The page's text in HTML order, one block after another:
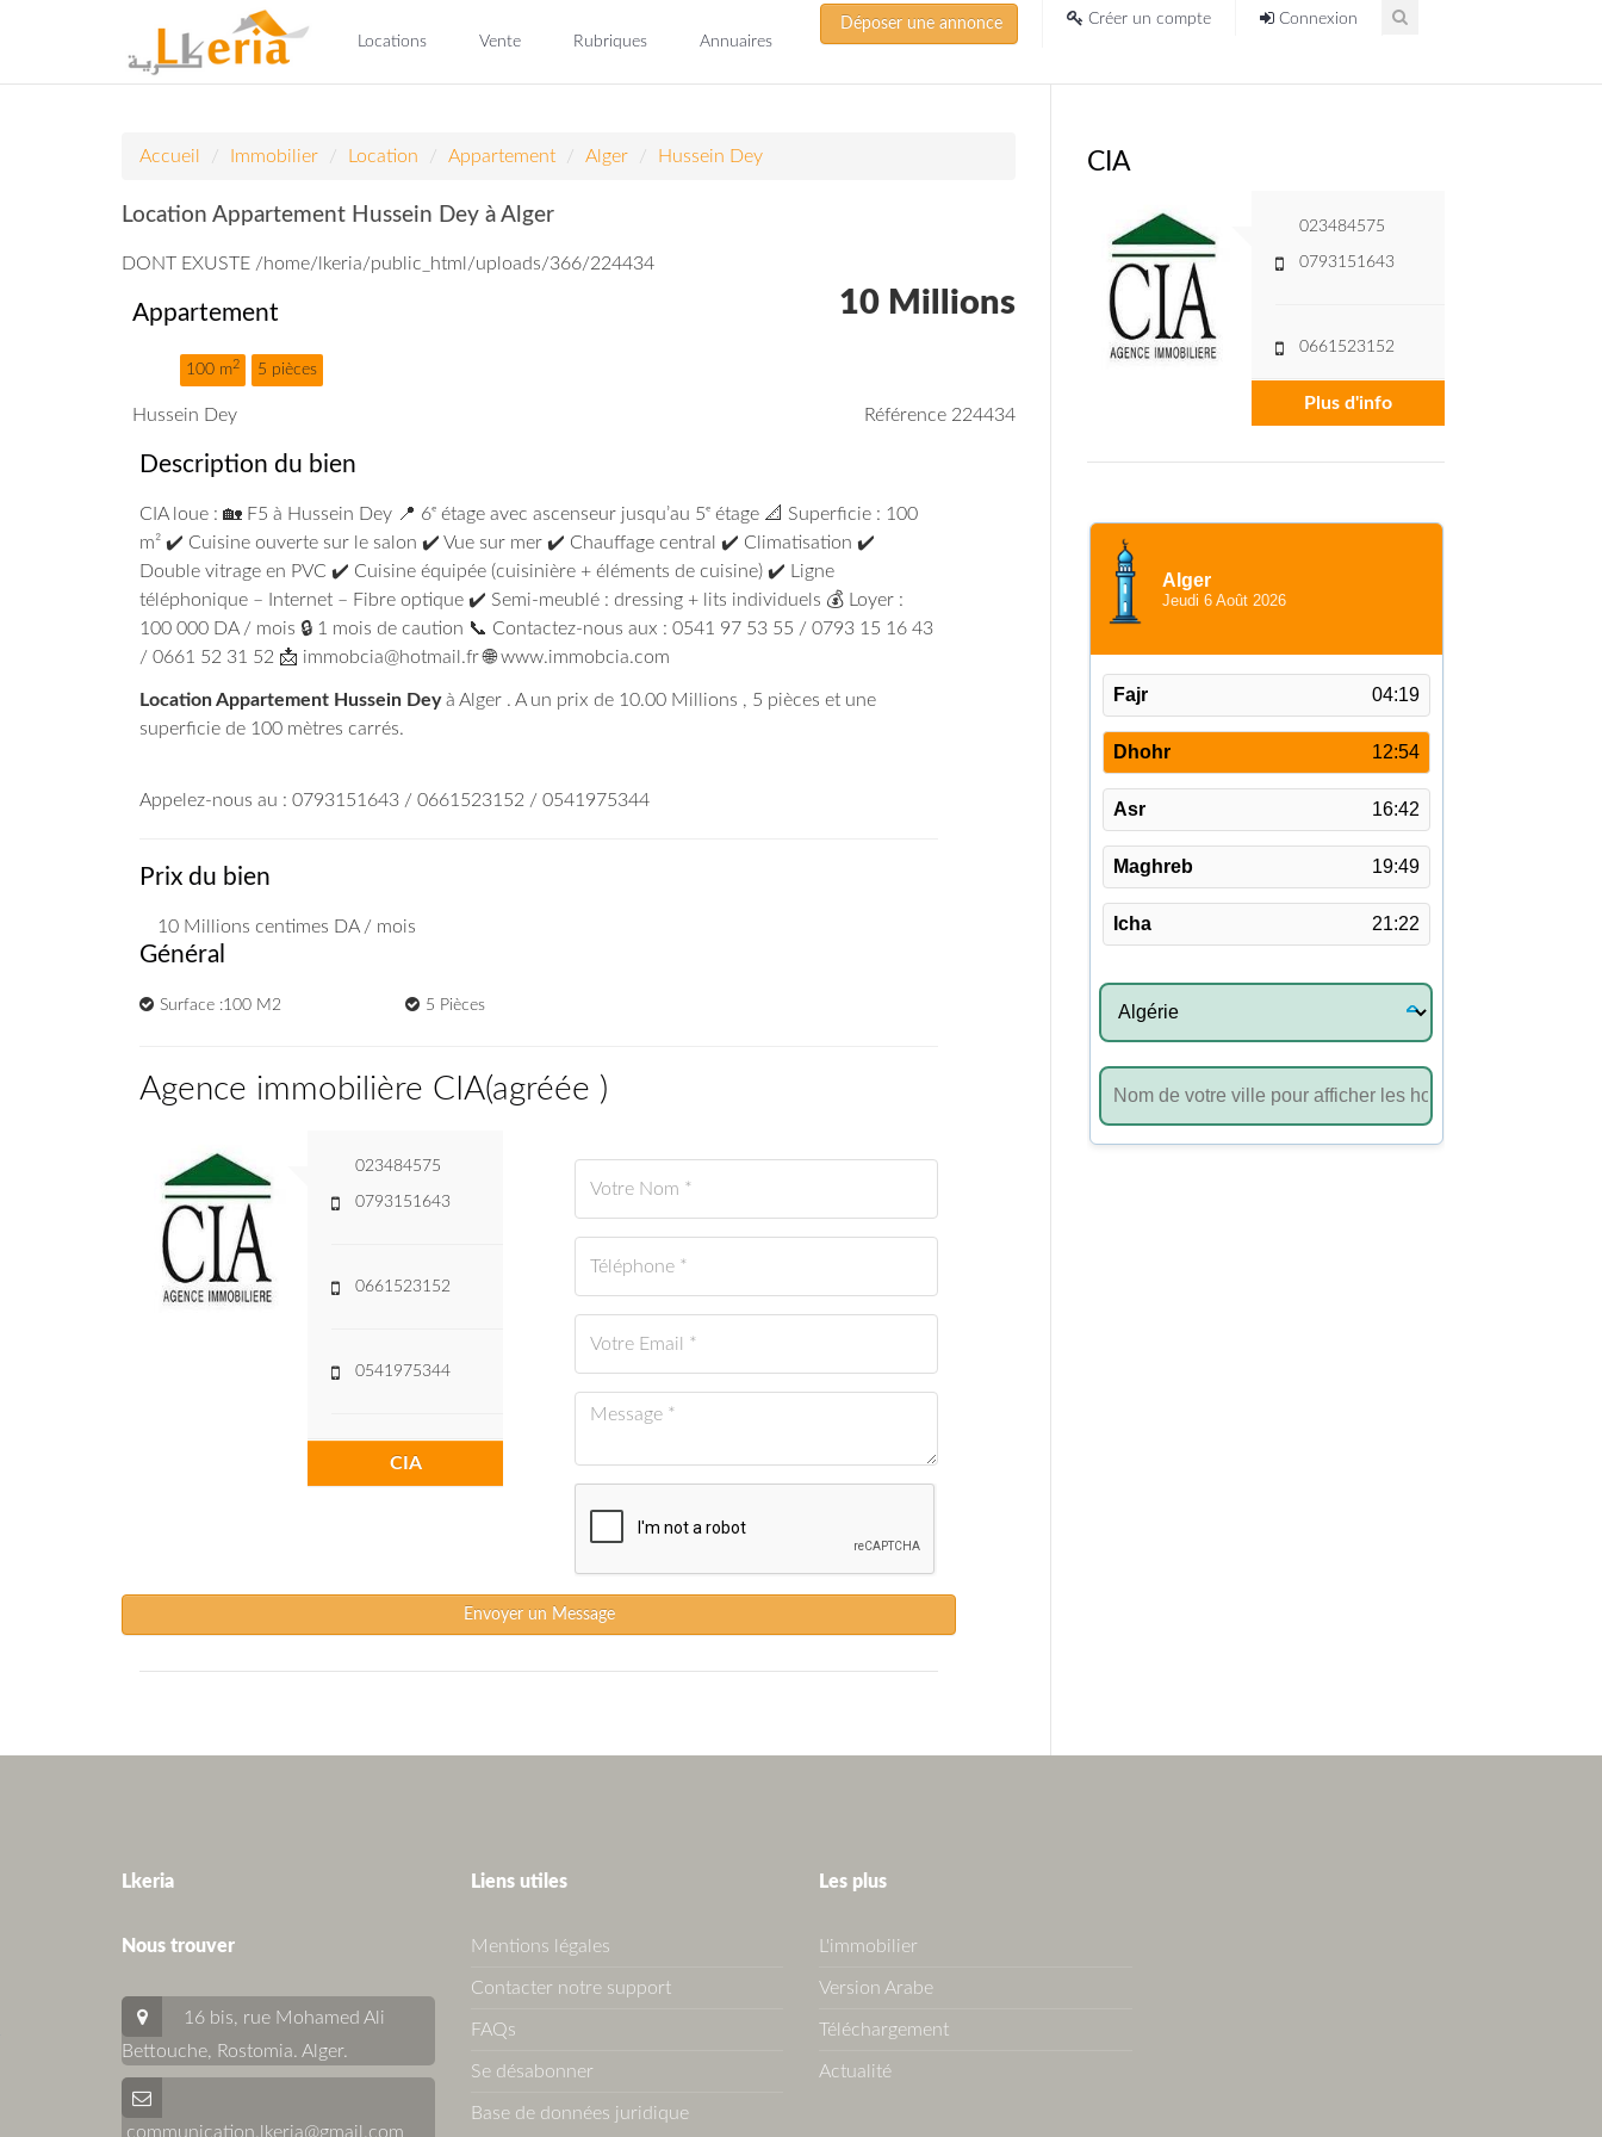
Locations Vente Rubriques Annuaires
Déposer une annonce Créer un compte Connexion
Accueil Immobilier Location Appartement Alger Hussein Dey
Location Appartement Hussein Dey à Alger
DONT EXUSTE /home/lkeria/public_html/uploads/366/224434
Appartement
100 m2 5 pièces
10 Millions
Hussein Dey Référence 224434
Description du bien
CIA loue : 🏡 F5 à Hussein Dey 📍 6ᵉ étage avec ascenseur jusqu’au 5ᵉ étage 📐 Superficie : 100
m² ✔️ Cuisine ouverte sur le salon ✔️ Vue sur mer ✔️ Chauffage central ✔️ Climatisation ✔️
Double vitrage en PVC ✔️ Cuisine équipée (cuisinière + éléments de cuisine) ✔️ Ligne
téléphonique – Internet – Fibre optique ✔️ Semi-meublé : dressing + lits individuels 💰 Loyer :
100 000 DA / mois 🔒 1 mois de caution 📞 Contactez-nous aux : 0541 97 53 55 / 0793 15 16 43
/ 0661 52 31 52 📩 immobcia@hotmail.fr 🌐 www.immobcia.com
Location Appartement Hussein Deyà Alger . A un prix de 10.00 Millions , 5 pièces et une
superficie de 100 mètres carrés.
Appelez-nous au : 0793151643 / 0661523152 / 0541975344
Prix du bien
10 Millions centimes DA/ mois
Général
Surface :100 M2 5 Pièces
Agence immobilière CIA(agréée )
023484575
0793151643
0661523152
0541975344
CIA
Envoyer un Message
CIA
023484575
0793151643
0661523152
Plus d'info
Lkeria
Nous trouver
16 bis, rue Mohamed Ali
Bettouche, Rostomia. Alger.
communication.lkeria@gmail.com
Liens utiles
Mentions légales
Contacter notre support
FAQs
Se désabonner
Base de données juridique
Les plus
L'immobilier
Version Arabe
Téléchargement
Actualité